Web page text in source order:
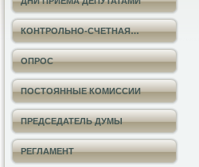
КОНТРОЛЬНО-СЧЕТНАЯ…
ОПРОС
ПОСТОЯННЫЕ КОМИССИИ
ПРЕДСЕДАТЕЛЬ ДУМЫ
РЕГЛАМЕНТ